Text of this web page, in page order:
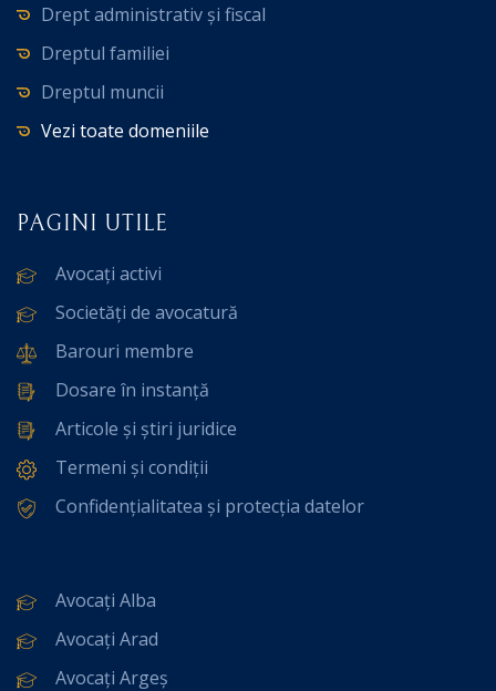
Drept administrativ și fiscal
Dreptul familiei
Dreptul muncii
Vezi toate domeniile
PAGINI UTILE
Avocați activi
Societăți de avocatură
Barouri membre
Dosare în instanță
Articole și știri juridice
Termeni și condiții
Confidențialitatea și protecția datelor
Avocați Alba
Avocați Arad
Avocați Argeș